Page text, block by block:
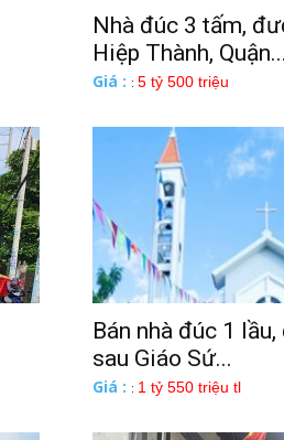
Nhà đúc 3 tấm,
Hiệp Thành, Quận...
Giá : : 5 tỷ 500 triệu
Bán nhà đúc 1
sau Giáo Sứ...
Giá : : 1 tỷ 550 triệu tl